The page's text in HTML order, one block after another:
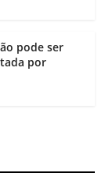
pode ser
por